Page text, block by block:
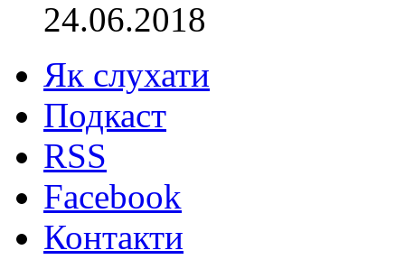
24.06.2018
Як слухати
Подкаст
RSS
Facebook
Контакти